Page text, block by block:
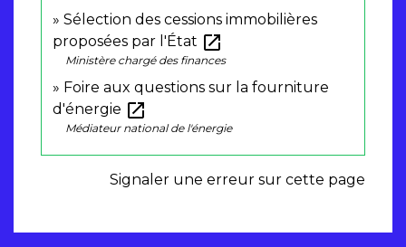
Sélection des cessions immobilières
proposées par l'État open_in_new
Ministère chargé des finances
Foire aux questions sur la fourniture
d'énergie open_in_new
Médiateur national de l'énergie
Signaler une erreur sur cette page